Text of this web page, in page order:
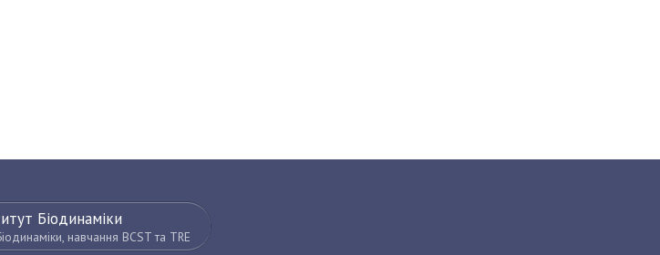
Біодинаміки
навчання BCST та TRE